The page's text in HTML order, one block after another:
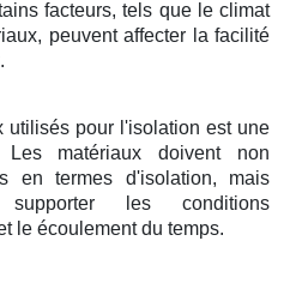
facteurs, tels que le climat
peuvent affecter la facilité
utilisés pour l'isolation est une
Les matériaux doivent non
en termes d'isolation, mais
les conditions
le écoulement du temps.